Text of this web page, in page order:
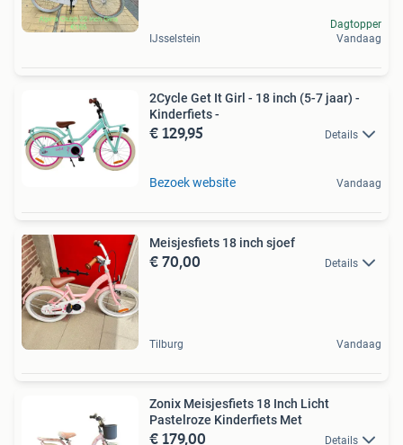
IJsselstein
Dagtopper
Vandaag
2Cycle Get It Girl - 18 inch (5-7 jaar) -
Kinderfiets -
€ 129,95 Details
Bezoek website Vandaag
Meisjesfiets 18 inch sjoef
€ 70,00 Details
Tilburg Vandaag
Zonix Meisjesfiets 18 Inch Licht
Pastelroze Kinderfiets Met
€ 179,00 Details